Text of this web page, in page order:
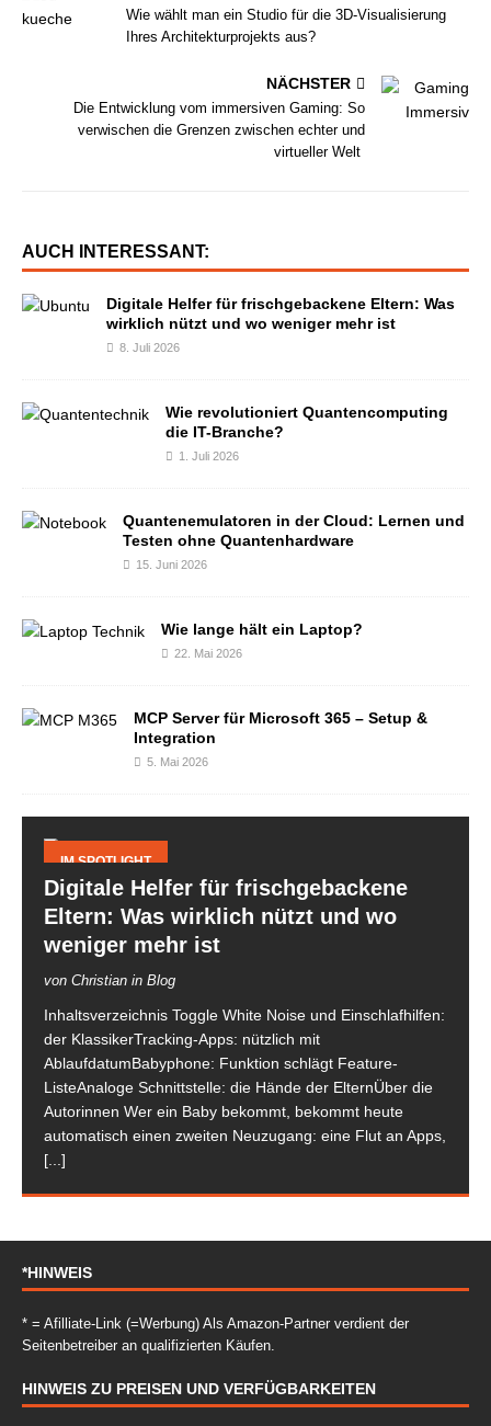
Wie wählt man ein Studio für die 3D-Visualisierung
Ihres Architekturprojekts aus?
NÄCHSTER
Die Entwicklung vom immersiven Gaming: So
verwischen die Grenzen zwischen echter und
virtueller Welt
AUCH INTERESSANT:
Digitale Helfer für frischgebackene Eltern: Was
wirklich nützt und wo weniger mehr ist
8. Juli 2026
Wie revolutioniert Quantencomputing
die IT-Branche?
1. Juli 2026
Quantenemulatoren in der Cloud: Lernen und
Testen ohne Quantenhardware
15. Juni 2026
Wie lange hält ein Laptop?
22. Mai 2026
MCP Server für Microsoft 365 – Setup &
Integration
5. Mai 2026
IM SPOTLIGHT
Digitale Helfer für frischgebackene
Eltern: Was wirklich nützt und wo
weniger mehr ist
von Christian in Blog
Inhaltsverzeichnis Toggle White Noise und Einschlafhilfen:
der KlassikerTracking-Apps: nützlich mit
AblaufdatumBabyphone: Funktion schlägt Feature-
ListeAnaloge Schnittstelle: die Hände der ElternÜber die
Autorinnen Wer ein Baby bekommt, bekommt heute
automatisch einen zweiten Neuzugang: eine Flut an Apps,
[...]
*HINWEIS
* = Afilliate-Link (=Werbung) Als Amazon-Partner verdient der
Seitenbetreiber an qualifizierten Käufen.
HINWEIS ZU PREISEN UND VERFÜGBARKEITEN